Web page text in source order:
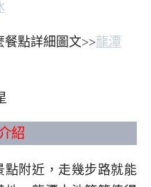
餐點詳細圖文>>龍潭
紹
附近，走幾步路就能